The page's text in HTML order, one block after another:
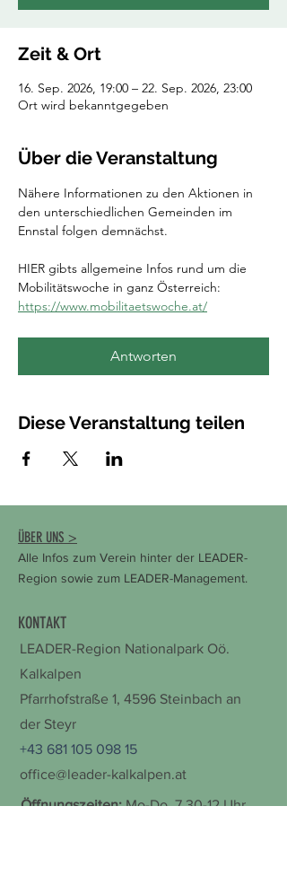
Zeit & Ort
16. Sep. 2026, 19:00 – 22. Sep. 2026, 23:00
Ort wird bekanntgegeben
Über die Veranstaltung
Nähere Informationen zu den Aktionen in
den unterschiedlichen Gemeinden im
Ennstal folgen demnächst.
HIER gibts allgemeine Infos rund um die
Mobilitätswoche in ganz Österreich:
https://www.mobilitaetswoche.at/
Antworten
Diese Veranstaltung teilen
ÜBER UNS >
Alle Infos zum Verein hinter der LEADER-
Region sowie zum LEADER-Management.
KONTAKT
LEADER-Region Nationalpark Oö.
Kalkalpen
Pfarrhofstraße 1, 4596 Steinbach an
der Steyr
+43 681 105 098 15
office@leader-kalkalpen.at
Öffnungszeiten:Mo-Do, 7.30-12 Uhr